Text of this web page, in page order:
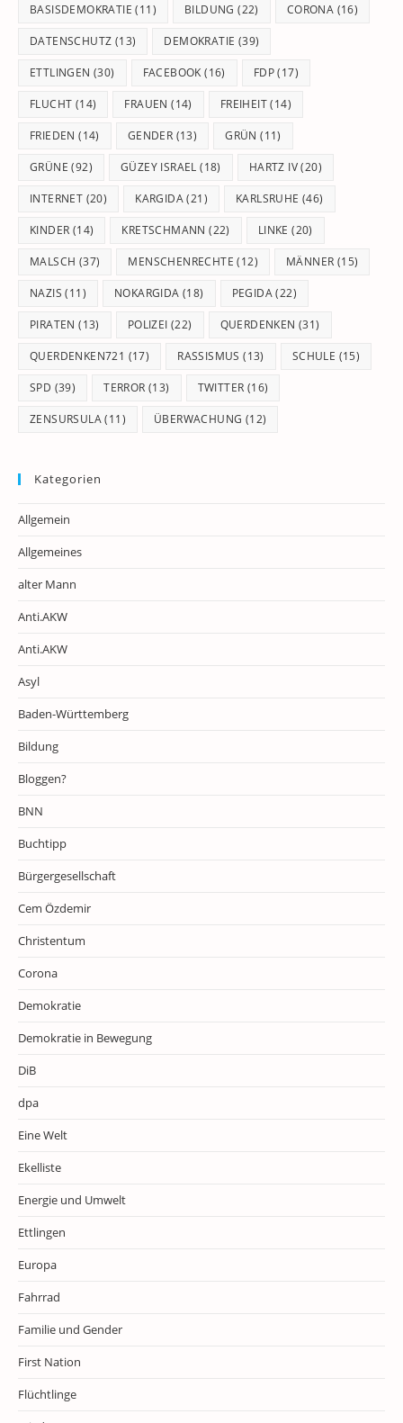
BASISDEMOKRATIE (11) BILDUNG (22) CORONA (16)
DATENSCHUTZ (13) DEMOKRATIE (39)
ETTLINGEN (30) FACEBOOK (16) FDP(17)
FLUCHT (14) FRAUEN (14) FREIHEIT(14)
FRIEDEN (14) GENDER (13) GRÜN (11)
GRÜNE (92) GÜZEY ISRAEL (18) HARTZ IV(20)
INTERNET (20) KARGIDA(21) KARLSRUHE (46)
KINDER (14) KRETSCHMANN (22) LINKE (20)
MALSCH (37) MENSCHENRECHTE (12) MÄNNER (15)
NAZIS (11) NOKARGIDA (18) PEGIDA(22)
PIRATEN (13) POLIZEI (22) QUERDENKEN (31)
QUERDENKEN721 (17) RASSISMUS (13) SCHULE (15)
SPD (39) TERROR (13) TWITTER (16)
ZENSURSULA(11) ÜBERWACHUNG (12)
Kategorien
Allgemein
Allgemeines
alter Mann
Anti.AKW
Anti.AKW
Asyl
Baden-Württemberg
Bildung
Bloggen?
BNN
Buchtipp
Bürgergesellschaft
Cem Özdemir
Christentum
Corona
Demokratie
Demokratie in Bewegung
DiB
dpa
Eine Welt
Ekelliste
Energie und Umwelt
Ettlingen
Europa
Fahrrad
Familie und Gender
First Nation
Flüchtlinge